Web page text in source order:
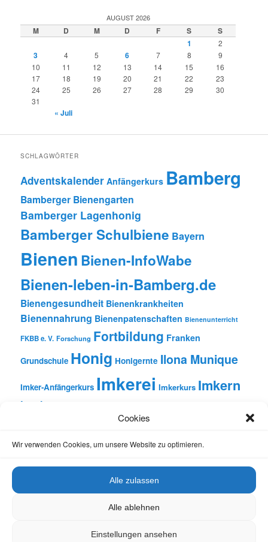
Cookies
Wir verwenden Cookies, um unsere Website zu optimieren.
Alle zulassen
Alle ablehnen
Einstellungen ansehen
AUGUST 2026
M D M D F S
S
1
2
3 4 5 6 7 8
9
10
11 12 13 14 15
16
17
18 19 20 21 22
23
24
25 26 27 28 29
30
31
« Juli
SCHLAGWÖRTER
Adventskalender Anfängerkurs Bamberg
Bamberger Bienengarten
Bamberger Lagenhonig
Bamberger Schulbiene Bayern
Bienen Bienen-InfoWabe
Bienen-leben-in-Bamberg.de
Bienengesundheit Bienenkrankheiten
Bienennahrung Bienenpatenschaften Bienenunterricht
FKBB e. V. Forschung Fortbildung Franken
Grundschule Honig Honigernte Ilona Munique
Imker-Anfängerkurs Imkerei Imkerkurs Imkern
Insekten
Natur Oberfranken
Unterricht
Vortrag Wachs
Datenschutz Stolz präsentiert von WordPress